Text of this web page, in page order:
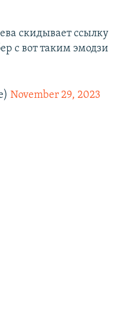
скидывает ссылку
с вот таким эмодзи
November 29, 2023